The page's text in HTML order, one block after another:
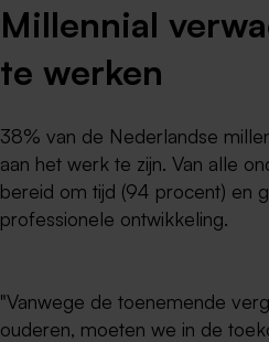
Millennial
te werken
38% van de Nederlandse
aan het werk te zijn. Van alle
bereid om tijd (94 procent) en
professionele ontwikkeling.
"Vanwege de toenemende
ouderen, moeten we in de